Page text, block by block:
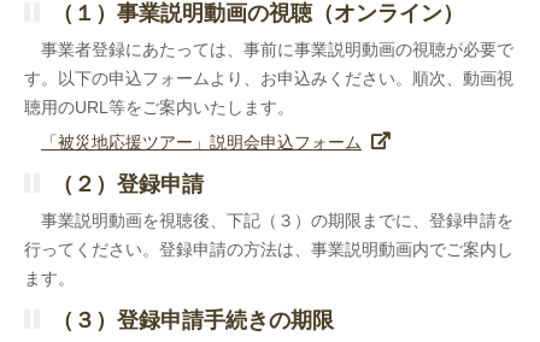
（１）事業説明動画の視聴（オンライン）
事業者登録にあたっては、事前に事業説明動画の視聴が必要で
す。以下の申込フォームより、お申込みください。順次、動画視
聴用のURL等をご案内いたします。
「被災地応援ツアー」説明会申込フォーム
（２）登録申請
事業説明動画を視聴後、下記（３）の期限までに、登録申請を
行ってください。登録申請の方法は、事業説明動画内でご案内し
ます。
（３）登録申請手続きの期限